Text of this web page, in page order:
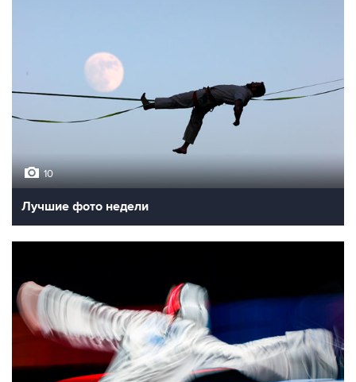
10
Лучшие фото недели